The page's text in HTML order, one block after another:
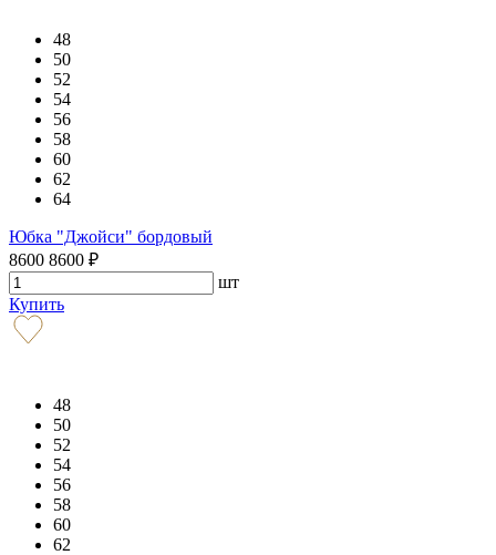
48
50
52
54
56
58
60
62
64
Юбка "Джойси" бордовый
8600 8600 ₽
шт
Купить
48
50
52
54
56
58
60
62